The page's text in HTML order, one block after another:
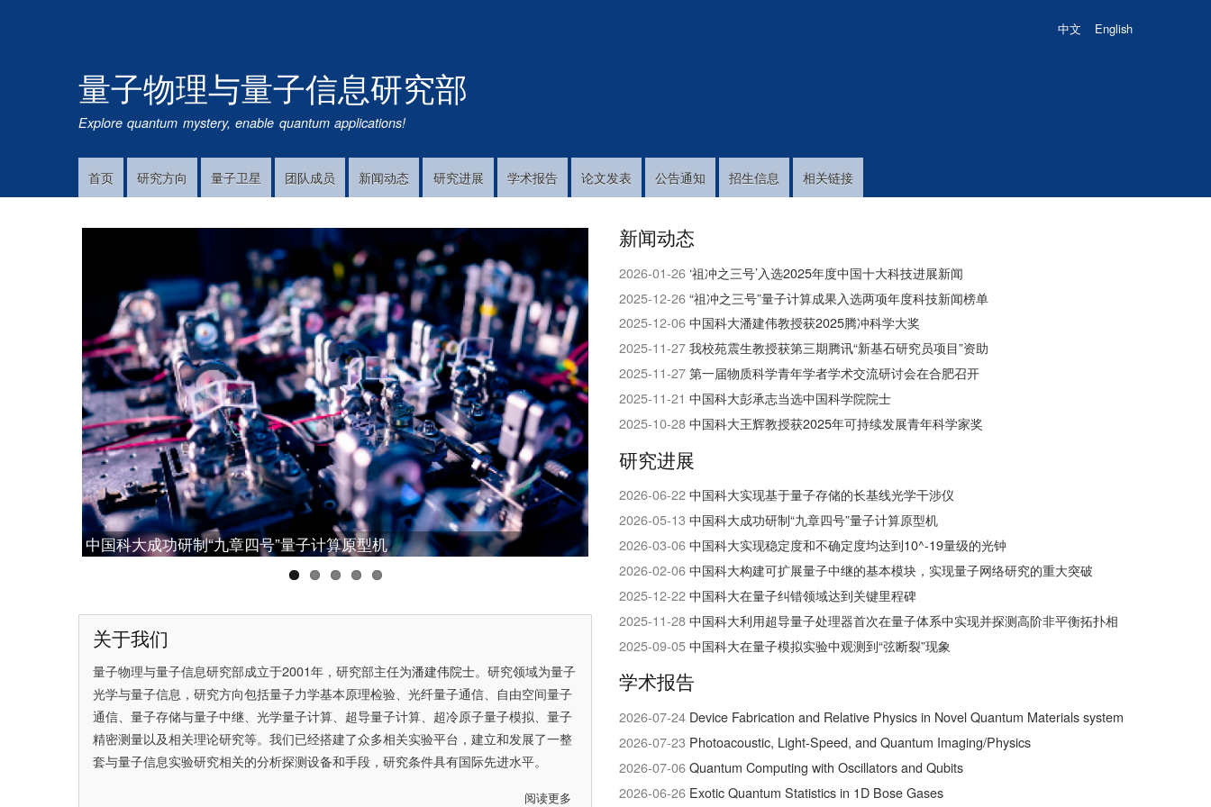
中文 English
量子物理与量子信息研究部
Explore quantum mystery, enable quantum applications!
Main首页 研究方向 量子卫星 团队成员 新闻动态 研究进展 学术报告 论文发表 公告通知 招生信息 相关链接
中国科大成功研制“九章四号”量子计算原型机
中国科大构建可扩展量子中继的基本模块，实现量子网络研究的重大突破
中国科大潘建伟教授获2025腾冲科学大奖
中国科大彭承志当选中国科学院院士
中国科大首次实现无漏洞Hardy佯谬检验
关于我们
量子物理与量子信息研究部成立于2001年，研究部主任为潘建伟院士。研究领域为量子
光学与量子信息，研究方向包括量子力学基本原理检验、光纤量子通信、自由空间量子
通信、量子存储与量子中继、光学量子计算、超导量子计算、超冷原子量子模拟、量子
精密测量以及相关理论研究等。我们已经搭建了众多相关实验平台，建立和发展了一整
套与量子信息实验研究相关的分析探测设备和手段，研究条件具有国际先进水平。
阅读更多
新闻动态
2026-01-26 ‘祖冲之三号’入选2025年度中国十大科技进展新闻
2025-12-26“祖冲之三号”量子计算成果入选两项年度科技新闻榜单
2025-12-06中国科大潘建伟教授获2025腾冲科学大奖
2025-11-27我校苑震生教授获第三期腾讯“新基石研究员项目”资助
2025-11-27第一届物质科学青年学者学术交流研讨会在合肥召开
2025-11-21 中国科大彭承志当选中国科学院院士
2025-10-28中国科大王辉教授获2025年可持续发展青年科学家奖
研究进展
2026-06-22中国科大实现基于量子存储的长基线光学干涉仪
2026-05-13 中国科大成功研制“九章四号”量子计算原型机
2026-03-06中国科大实现稳定度和不确定度均达到10^-19​量级的光钟
2026-02-06中国科大构建可扩展量子中继的基本模块，实现量子网络研究的重大突破
2025-12-22中国科大在量子纠错领域达到关键里程碑
2025-11-28中国科大利用超导量子处理器首次在量子体系中实现并探测高阶非平衡拓扑相
2025-09-05中国科大在量子模拟实验中观测到“弦断裂”现象
学术报告
2026-07-24 Device Fabrication and Relative Physics in Novel Quantum Materials system
2026-07-23 Photoacoustic, Light-Speed, and Quantum Imaging/Physics
2026-07-06Quantum Computing with Oscillators and Qubits
2026-06-26 Exotic Quantum Statistics in 1D Bose Gases